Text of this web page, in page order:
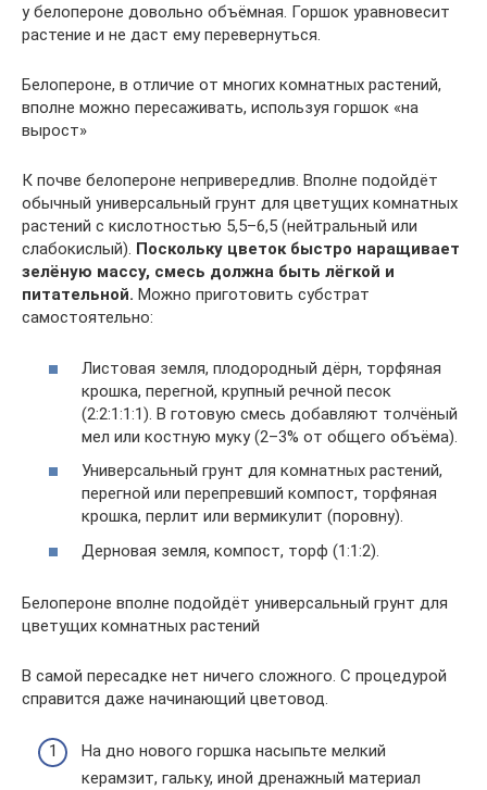
у белопероне довольно объёмная. Горшок уравновесит
растение и не даст ему перевернуться.
Белопероне, в отличие от многих комнатных растений,
вполне можно пересаживать, используя горшок «на
вырост»
К почве белопероне непривередлив. Вполне подойдёт
обычный универсальный грунт для цветущих комнатных
растений с кислотностью 5,5–6,5 (нейтральный или
слабокислый). Поскольку цветок быстро наращивает
зелёную массу, смесь должна быть лёгкой и
питательной. Можно приготовить субстрат
самостоятельно:
Листовая земля, плодородный дёрн, торфяная
крошка, перегной, крупный речной песок
(2:2:1:1:1). В готовую смесь добавляют толчёный
мел или костную муку (2–3% от общего объёма).
Универсальный грунт для комнатных растений,
перегной или перепревший компост, торфяная
крошка, перлит или вермикулит (поровну).
Дерновая земля, компост, торф (1:1:2).
Белопероне вполне подойдёт универсальный грунт для
цветущих комнатных растений
В самой пересадке нет ничего сложного. С процедурой
справится даже начинающий цветовод.
На дно нового горшка насыпьте мелкий
керамзит, гальку, иной дренажный материал